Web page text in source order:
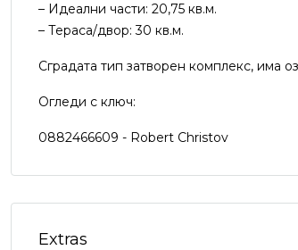
– Идеални части: 20,75 кв.м.
– Тераса/двор: 30 кв.м.
Сградата тип затворен комплекс, има
Огледи с ключ:
0882466609 - Robert Christov
Extras